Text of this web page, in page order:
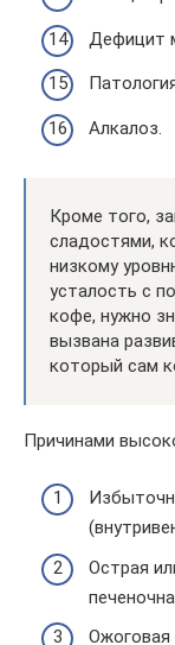
Дефицит
Алкалоз.
Кроме того,
сладостями,
низкому
усталость с
кофе, нужно
вызвана
который сам
Причинами
Острая
Ожоговая